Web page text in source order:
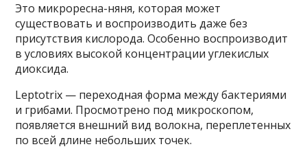
Это микроресна-няня, которая может
существовать и воспроизводить даже без
присутствия кислорода. Особенно воспроизводит
в условиях высокой концентрации углекислых
диоксида.
Leptotrix — переходная форма между бактериями
и грибами. Просмотрено под микроскопом,
появляется внешний вид волокна, переплетенных
по всей длине небольших точек.